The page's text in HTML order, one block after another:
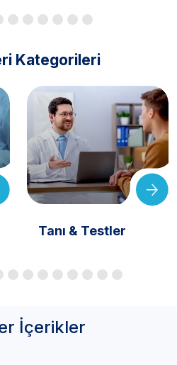
Kategorileri
Tanı & Testler
İçerikler